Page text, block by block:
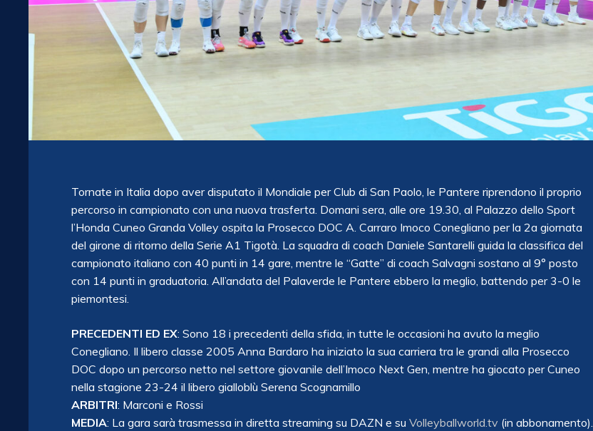
Tornate in Italia dopo aver disputato il Mondiale per Club di San Paolo, le Pantere riprendono il proprio
percorso in campionato con una nuova trasferta. Domani sera, alle ore 19.30, al Palazzo dello Sport
l’Honda Cuneo Granda Volley ospita la Prosecco DOC A. Carraro Imoco Conegliano per la 2a giornata
del girone di ritorno della Serie A1 Tigotà. La squadra di coach Daniele Santarelli guida la classifica del
campionato italiano con 40 punti in 14 gare, mentre le “Gatte” di coach Salvagni sostano al 9° posto
con 14 punti in graduatoria. All’andata del Palaverde le Pantere ebbero la meglio, battendo per 3-0 le
piemontesi.
PRECEDENTI ED EX: Sono 18 i precedenti della sfida, in tutte le occasioni ha avuto la meglio
Conegliano. Il libero classe 2005 Anna Bardaro ha iniziato la sua carriera tra le grandi alla Prosecco
DOC dopo un percorso netto nel settore giovanile dell’Imoco Next Gen, mentre ha giocato per Cuneo
nella stagione 23-24 il libero gialloblù Serena Scognamillo
ARBITRI: Marconi e Rossi
MEDIA: La gara sarà trasmessa in diretta streaming su DAZN e su Volleyballworld.tv (in abbonamento).